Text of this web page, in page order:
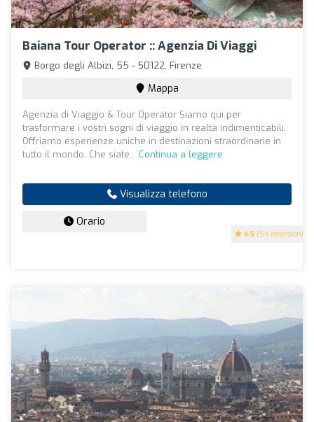
Baiana Tour Operator :: Agenzia Di Viaggi
4.5 (54 recensioni)
Borgo degli Albizi, 55 - 50122, Firenze
Mappa
Agenzia di Viaggio & Tour Operator Siamo qui per
trasformare i vostri sogni di viaggio in realtà indimenticabili.
Offriamo esperienze uniche in destinazioni straordinarie in
tutto il mondo. Che siate... Continua a leggere
Visualizza telefono
Orario